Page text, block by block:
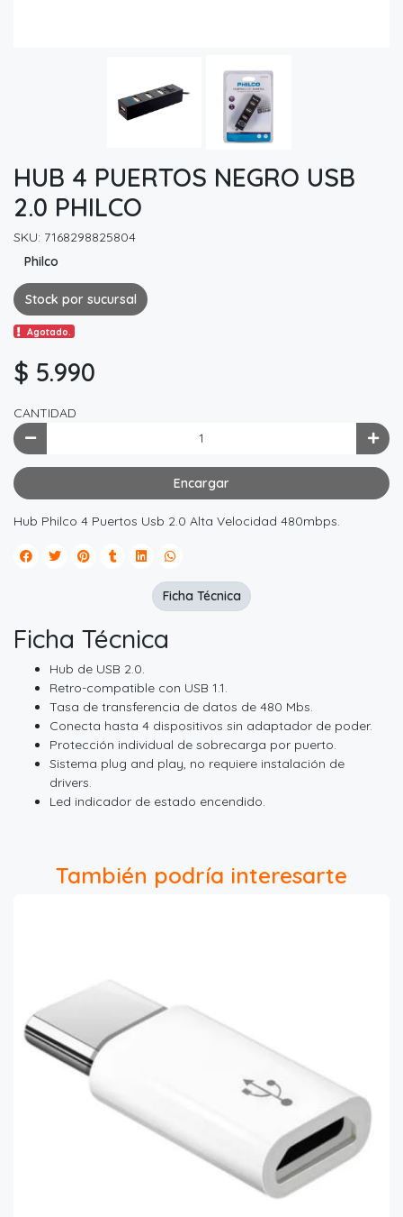
HUB 4 PUERTOS NEGRO USB
2.0 PHILCO
SKU: 7168298825804
Philco
Stock por sucursal
Agotado.
$ 5.990
CANTIDAD
Encargar
Hub Philco 4 Puertos Usb 2.0 Alta Velocidad 480mbps.
Ficha Técnica
Hub de USB 2.0.
Retro-compatible con USB 1.1.
Tasa de transferencia de datos de 480 Mbs.
Conecta hasta 4 dispositivos sin adaptador de poder.
Protección individual de sobrecarga por puerto.
Sistema plug and play, no requiere instalación de
drivers.
Led indicador de estado encendido.
Ficha Técnica
También podría interesarte